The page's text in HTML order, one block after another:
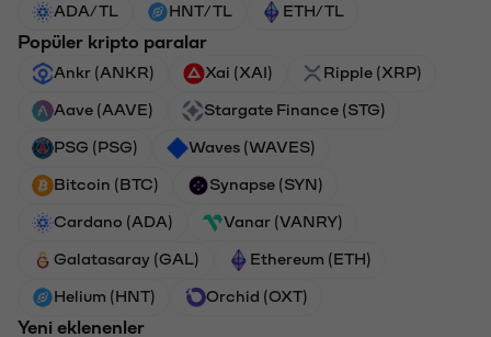
ADA/TL HNT/TL ETH/TL
Popüler kripto paralar
Ankr (ANKR) Xai (XAI) Ripple (XRP)
Aave (AAVE) Stargate Finance (STG)
PSG (PSG) Waves (WAVES)
Bitcoin (BTC) Synapse (SYN)
Cardano (ADA) Vanar (VANRY)
Galatasaray (GAL) Ethereum (ETH)
Helium (HNT) Orchid (OXT)
Yeni eklenenler